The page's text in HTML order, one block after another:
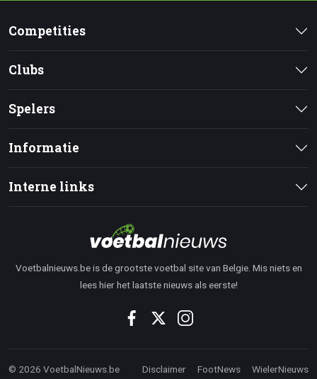
Competities
Clubs
Spelers
Informatie
Interne links
Voetbalnieuws.be is de grootste voetbal site van Belgie. Mis niets en
lees hier het laatste nieuws als eerste!
© 2026 VoetbalNieuws.be Disclaimer FootNews WielerNieuws